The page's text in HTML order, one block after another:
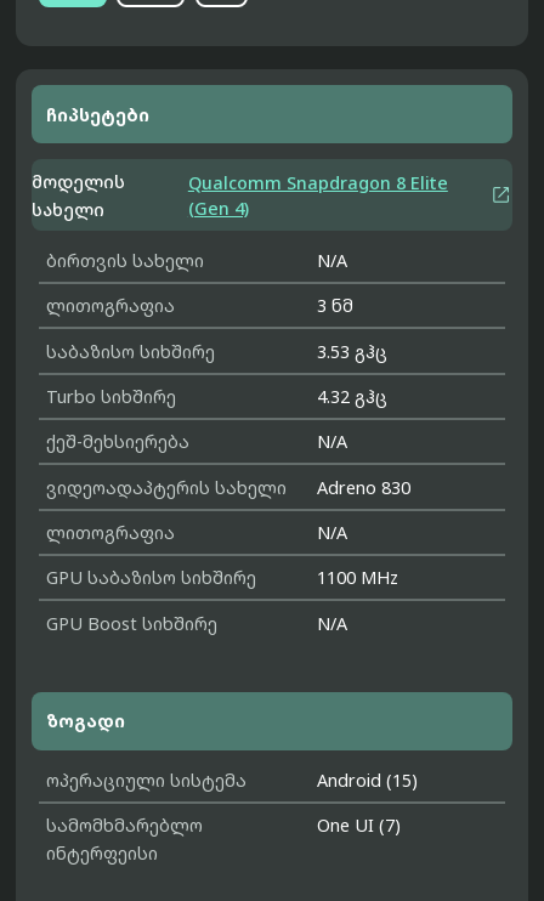
ჩიპსეტები
მოდელის
სახელი
Qualcomm Snapdragon 8 Elite
(Gen 4)

ბირთვის სახელი
N/A
ლითოგრაფია
3 ნმ
საბაზისო სიხშირე
3.53 გჰც
Turbo სიხშირე
4.32 გჰც
ქეშ-მეხსიერება
N/A
ვიდეოადაპტერის სახელი
Adreno 830
ლითოგრაფია
N/A
GPU საბაზისო სიხშირე
1100 MHz
GPU Boost სიხშირე
N/A
ზოგადი
ოპერაციული სისტემა
Android (15)
სამომხმარებლო
ინტერფეისი
One UI (7)